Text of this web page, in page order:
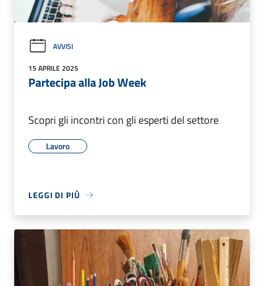
AVVISI
15 APRILE 2025
Partecipa alla Job Week
Scopri gli incontri con gli esperti del settore
Lavoro
LEGGI DI PIÙ